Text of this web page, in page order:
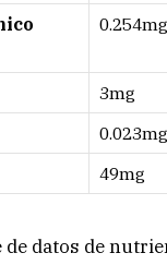
0.254mg
3mg
0.023mg
49mg
de datos de